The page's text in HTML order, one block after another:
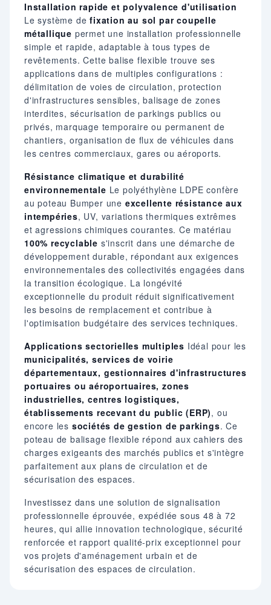
Installation rapide et polyvalence d'utilisation
Le système defixation au sol par coupelle
métallique permet une installation professionnelle
simple et rapide, adaptable à tous types de
revêtements. Cette balise flexible trouve ses
applications dans de multiples configurations :
délimitation de voies de circulation, protection
d'infrastructures sensibles, balisage de zones
interdites, sécurisation de parkings publics ou
privés, marquage temporaire ou permanent de
chantiers, organisation de flux de véhicules dans
les centres commerciaux, gares ou aéroports.
Résistance climatique et durabilité
environnementale Le polyéthylène LDPE confère
au poteau Bumper une excellente résistance aux
intempéries, UV, variations thermiques extrêmes
et agressions chimiques courantes. Ce matériau
100% recyclable s'inscrit dans une démarche de
développement durable, répondant aux exigences
environnementales des collectivités engagées dans
la transition écologique. La longévité
exceptionnelle du produit réduit significativement
les besoins de remplacement et contribue à
l'optimisation budgétaire des services techniques.
Applications sectorielles multiples Idéal pour les
municipalités, services de voirie
départementaux, gestionnaires d'infrastructures
portuaires ou aéroportuaires, zones
industrielles, centres logistiques,
établissements recevant du public (ERP), ou
encore les sociétés de gestion de parkings. Ce
poteau de balisage flexible répond aux cahiers des
charges exigeants des marchés publics et s'intègre
parfaitement aux plans de circulation et de
sécurisation des espaces.
Investissez dans une solution de signalisation
professionnelle éprouvée, expédiée sous 48 à 72
heures, qui allie innovation technologique, sécurité
renforcée et rapport qualité-prix exceptionnel pour
vos projets d'aménagement urbain et de
sécurisation des espaces de circulation.